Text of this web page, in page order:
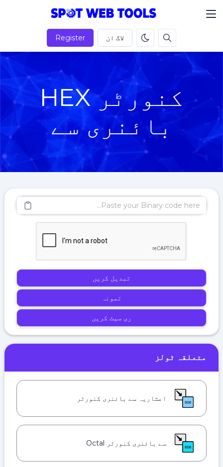
لاگ ان Register
کنورٹر HEX
بائنری سے
تبدیل کریں
تمونہ
ری سیٹ کریں
متعلقہ ٹولز
اعشاریہ سے بائنری کنورٹر
سے بائنری کنورٹر Octal